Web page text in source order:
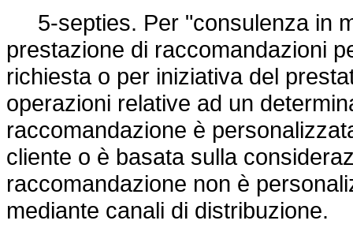
5-septies. Per "consulenza in
prestazione di raccomandazioni
richiesta o per iniziativa del
operazioni relative ad un
raccomandazione è
cliente o è basata sulla
raccomandazione non è
mediante canali di distribuzione.